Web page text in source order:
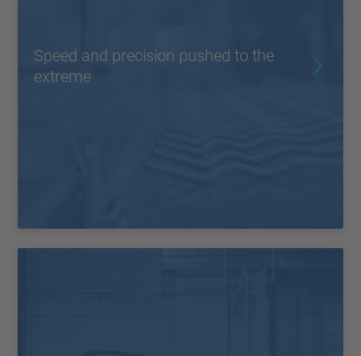
Speed and precision pushed to the
extreme